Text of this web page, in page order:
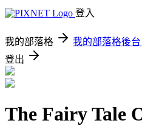
登入
我的部落格 我的部落格後台
登出
The Fairy Tale